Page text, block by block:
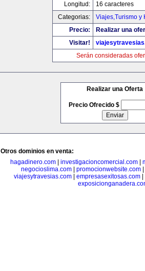
Longitud:
16 caracteres
Categorias:
Viajes,Turismo y
Precio:
Realizar una
Visitar!
Serán consideradas
Realizar una Oferta
Precio Ofrecido $
Otros dominios en venta:
hagadinero.com
investigacioncomercial.com
negocioslima.com
promocionwebsite.com
viajesytravesias.com| empresasexitosas.com|